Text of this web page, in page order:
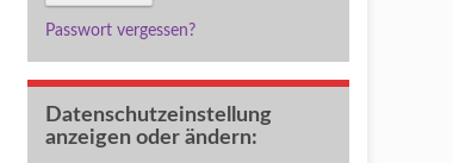
Passwort vergessen?
Datenschutzeinstellung
anzeigen oder ändern: